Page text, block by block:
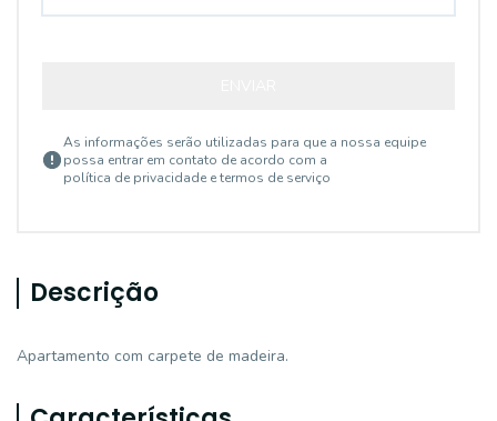
As informações serão utilizadas para que a nossa equipe
possa entrar em contato de acordo com a
política de privacidade e termos de serviço
Descrição
Apartamento com carpete de madeira.